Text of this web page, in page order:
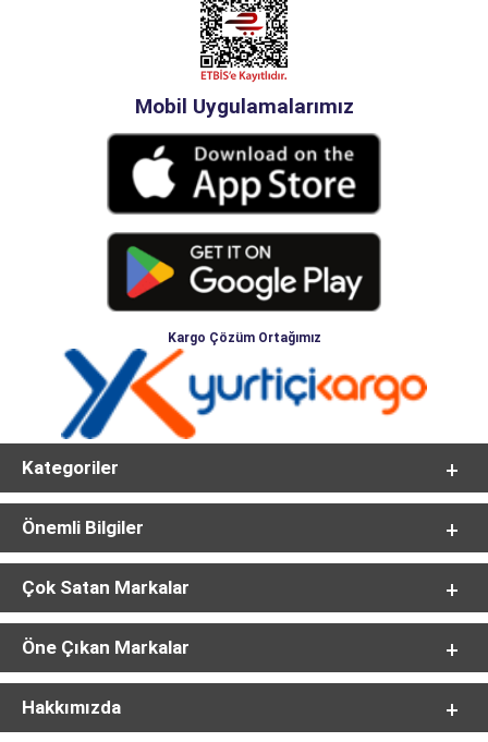
Mobil Uygulamalarımız
Kargo Çözüm Ortağımız
Kategoriler
Önemli Bilgiler
Çok Satan Markalar
Öne Çıkan Markalar
Hakkımızda